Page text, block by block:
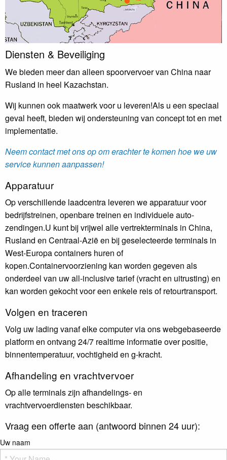
Diensten & Beveiliging
We bieden meer dan alleen spoorvervoer van China naar
Rusland in heel Kazachstan.
Wij kunnen ook maatwerk voor u leveren!Als u een speciaal
geval heeft, bieden wij ondersteuning van concept tot en met
implementatie.
Neem contact met ons op om erachter te komen hoe we uw
service kunnen aanpassen!
Apparatuur
Op verschillende laadcentra leveren we apparatuur voor
bedrijfstreinen, openbare treinen en individuele auto-
zendingen.U kunt bij vrijwel alle vertrekterminals in China,
Rusland en Centraal-Azië en bij geselecteerde terminals in
West-Europa containers huren of
kopen.Containervoorziening kan worden gegeven als
onderdeel van uw all-inclusive tarief (vracht en uitrusting) en
kan worden gekocht voor een enkele reis of retourtransport.
Volgen en traceren
Volg uw lading vanaf elke computer via ons webgebaseerde
platform en ontvang 24/7 realtime informatie over positie,
binnentemperatuur, vochtigheid en g-kracht.
Afhandeling en vrachtvervoer
Op alle terminals zijn afhandelings- en
vrachtvervoerdiensten beschikbaar.
Vraag een offerte aan (antwoord binnen 24 uur):
Uw naam